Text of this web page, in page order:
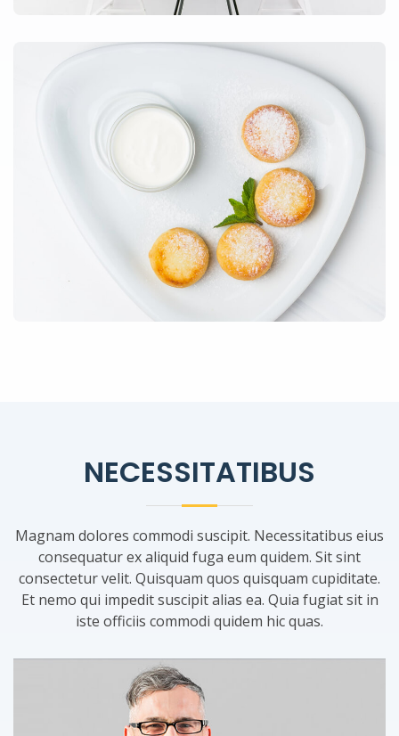
NECESSITATIBUS
Magnam dolores commodi suscipit. Necessitatibus eius
consequatur ex aliquid fuga eum quidem. Sit sint
consectetur velit. Quisquam quos quisquam cupiditate.
Et nemo qui impedit suscipit alias ea. Quia fugiat sit in
iste officiis commodi quidem hic quas.